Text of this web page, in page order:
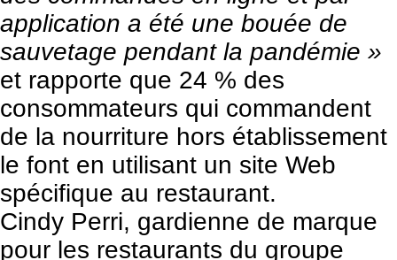
application a été une bouée de
sauvetage pendant la pandémie »
et rapporte que 24 % des
consommateurs qui commandent
de la nourriture hors établissement
le font en utilisant un site Web
spécifique au restaurant.
Cindy Perri, gardienne de marque
pour les restaurants du groupe